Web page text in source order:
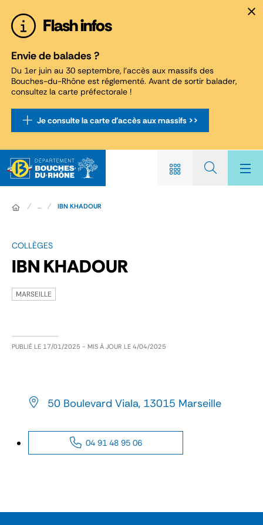
Flash infos
Envie de balades ?
Du 1er juin au 30 septembre, l'accès aux massifs des
Bouches-du-Rhône est réglementé. Avant de sortir balader,
consultez la carte préfectorale !
Je consulte la carte d'accès aux massifs >>
... IBN KHADOUR
COLLÈGES
IBN KHADOUR
MARSEILLE
PUBLIÉ LE 17/01/2025 - MIS À JOUR LE 4/04/2025
50 Boulevard Viala, 13015 Marseille
04 91 48 95 06